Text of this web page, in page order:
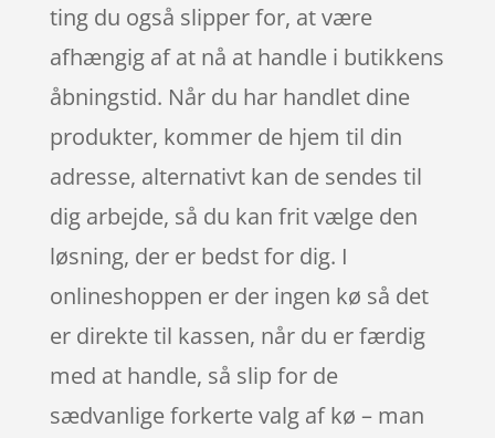
ting du også slipper for, at være
afhængig af at nå at handle i butikkens
åbningstid. Når du har handlet dine
produkter, kommer de hjem til din
adresse, alternativt kan de sendes til
dig arbejde, så du kan frit vælge den
løsning, der er bedst for dig. I
onlineshoppen er der ingen kø så det
er direkte til kassen, når du er færdig
med at handle, så slip for de
sædvanlige forkerte valg af kø – man